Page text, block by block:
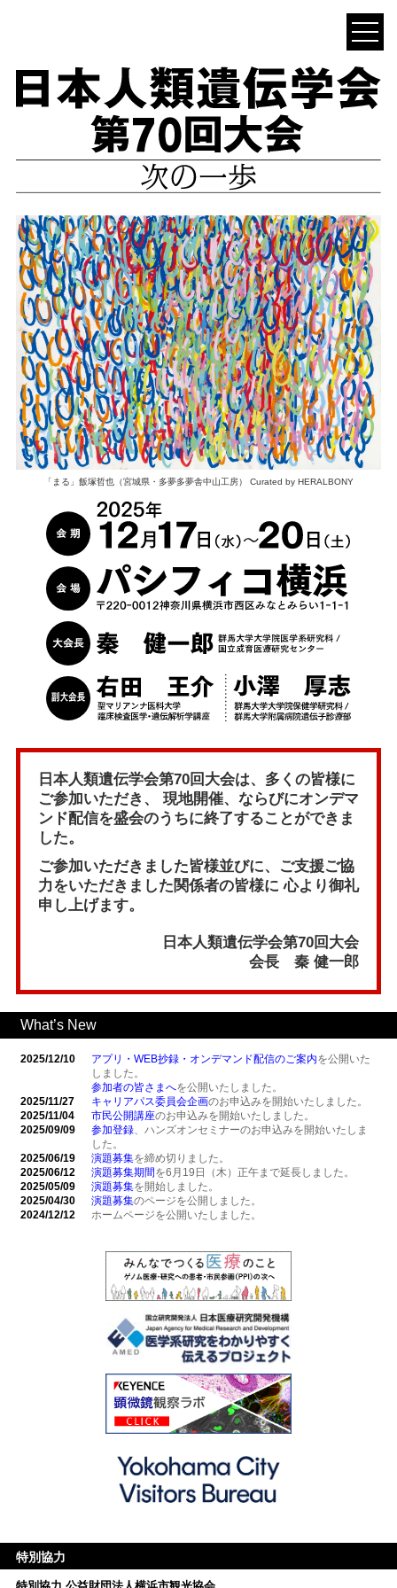
「まる」飯塚哲也（宮城県・多夢多夢舎中山工房） Curated by HERALBONY
日本人類遺伝学会第70回大会は、多くの皆様に
ご参加いただき、
現地開催、ならびにオンデマ
ンド配信を盛会のうちに終了することができま
した。
ご参加いただきました皆様並びに、ご支援ご協
力をいただきました関係者の皆様に 心より御礼
申し上げます。
日本人類遺伝学会第70回大会
会長 秦 健一郎
What’s New
2025/12/10 アプリ・WEB抄録・オンデマンド配信のご案内を公開いた
しました。
参加者の皆さまへを公開いたしました。
2025/11/27
キャリアパス委員会企画のお申込みを開始いたしました。
2025/11/04
市民公開講座のお申込みを開始いたしました。
2025/09/09
参加登録、ハンズオンセミナーのお申込みを開始いたしま
した。
2025/06/19
演題募集を締め切りました。
2025/06/12
演題募集期間を6月19日（木）正午まで延長しました。
2025/05/09
演題募集を開始しました。
2025/04/30
演題募集のページを公開しました。
2024/12/12
ホームページを公開いたしました。
特別協力